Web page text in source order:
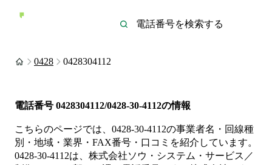
0428 0428304112
電話番号 0428304112/0428-30-4112の情報
こちらのページでは、 0428-30-4112の事業者名・回線種
別・地域・業界・FAX番号・口コミを紹介しています。
0428-30-4112は、 株式会社ソウ・システム・サービス／